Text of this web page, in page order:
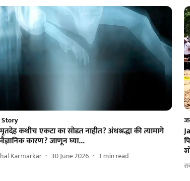
मृतदेह कधीच एकटा का सोडत नाहीत? अंधश्रद्धा की त्यामागे
कारण? जाणून घ्या...
Karmarkar 30 June 2026 3 min read